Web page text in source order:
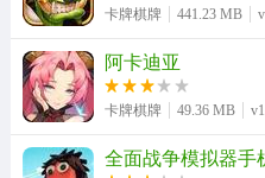
卡牌棋牌 441.23 MB
阿卡迪亚
卡牌棋牌 49.36 MB
全面战争模拟器手